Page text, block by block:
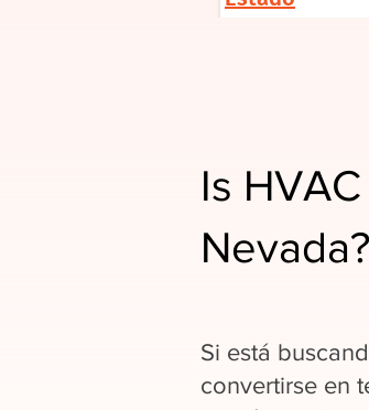
Is
Nevada?
Si está
convertirse en